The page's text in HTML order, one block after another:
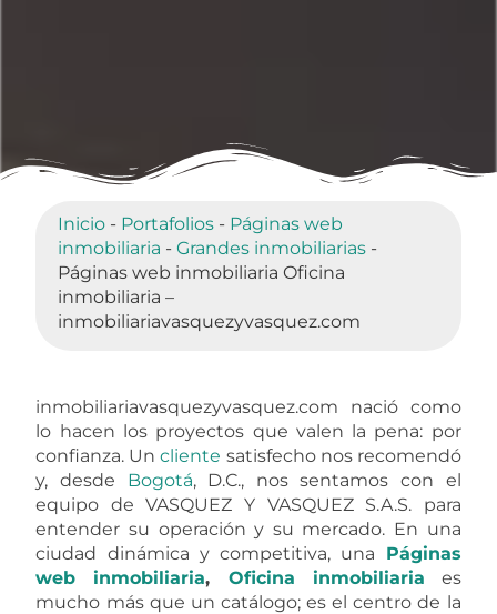
Inicio - Portafolios - Páginas web
inmobiliaria -Grandes inmobiliarias -
Páginas web inmobiliaria Oficina
inmobiliaria –
inmobiliariavasquezyvasquez.com
inmobiliariavasquezyvasquez.com nació como
lo hacen los proyectos que valen la pena: por
confianza. Uncliente satisfecho nos recomendó
y, desde Bogotá, D.C., nos sentamos con el
equipo de VASQUEZ Y VASQUEZ S.A.S. para
entender su operación y su mercado. En una
ciudad dinámica y competitiva, una Páginas
web
inmobiliaria, Oficina inmobiliaria es
mucho más que un catálogo; es el centro de la